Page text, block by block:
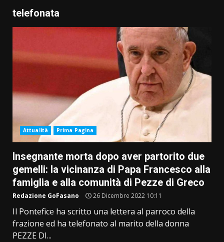
telefonata
Attualità Prima Pagina
Insegnante morta dopo aver partorito due
gemelli: la vicinanza di Papa Francesco alla
famiglia e alla comunità di Pezze di Greco
Redazione GoFasano 26 Dicembre 2022 10:11
Il Pontefice ha scritto una lettera al parroco della
frazione ed ha telefonato al marito della donna
PEZZE DI...